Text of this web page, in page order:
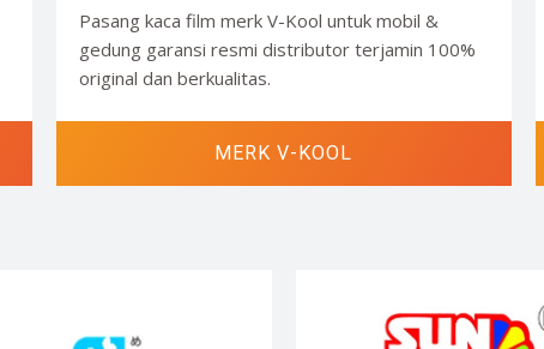
Pasang kaca film merk V-Kool untuk mobil &
gedung garansi resmi distributor terjamin 100%
original dan berkualitas.
MERK V-KOOL